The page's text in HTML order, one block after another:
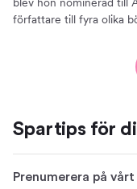
författare till fyra olika
Spartips för
Prenumerera på